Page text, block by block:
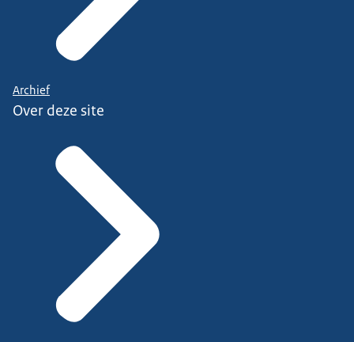
Archief
Over deze site